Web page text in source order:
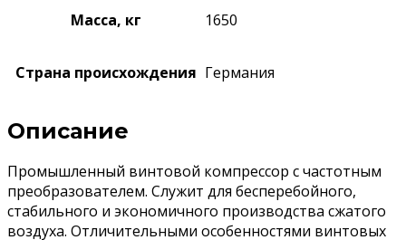
Масса, кг 1650
Страна происхождения Германия
Описание
Промышленный винтовой компрессор с частотным
преобразователем. Служит для бесперебойного,
стабильного и экономичного производства сжатого
воздуха. Отличительными особенностями винтовых